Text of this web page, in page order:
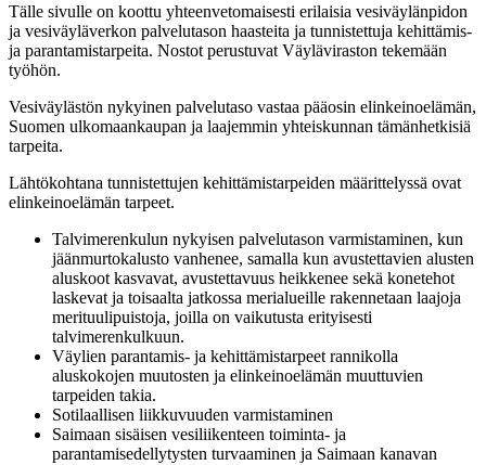
Tälle sivulle on koottu yhteenvetomaisesti erilaisia vesiväylänpidon
ja vesiväyläverkon palvelutason haasteita ja tunnistettuja kehittämis-
ja parantamistarpeita. Nostot perustuvat Väyläviraston tekemään
työhön.
Vesiväylästön nykyinen palvelutaso vastaa pääosin elinkeinoelämän,
Suomen ulkomaankaupan ja laajemmin yhteiskunnan tämänhetkisiä
tarpeita.
Lähtökohtana tunnistettujen kehittämistarpeiden määrittelyssä ovat
elinkeinoelämän tarpeet.
Talvimerenkulun nykyisen palvelutason varmistaminen, kun
jäänmurtokalusto vanhenee, samalla kun avustettavien alusten
aluskoot kasvavat, avustettavuus heikkenee sekä konetehot
laskevat ja toisaalta jatkossa merialueille rakennetaan laajoja
merituulipuistoja, joilla on vaikutusta erityisesti
talvimerenkulkuun.
Väylien parantamis- ja kehittämistarpeet rannikolla
aluskokojen muutosten ja elinkeinoelämän muuttuvien
tarpeiden takia.
Sotilaallisen liikkuvuuden varmistaminen
Saimaan sisäisen vesiliikenteen toiminta- ja
parantamisedellytysten turvaaminen ja Saimaan kanavan